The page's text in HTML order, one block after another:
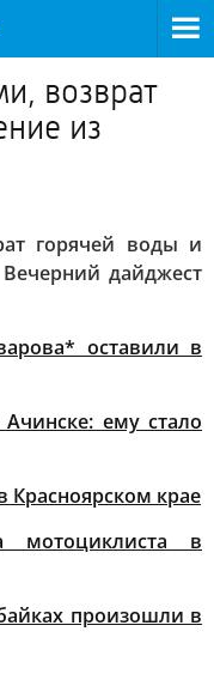
возврат
из
горячей воды и
дайджест
оставили в
ему стало
Красноярском крае
мотоциклиста в
произошли в